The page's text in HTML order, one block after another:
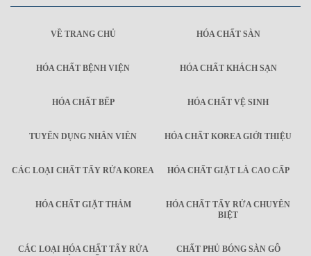
VỀ TRANG CHỦ HÓA CHẤT SÀN
HÓA CHẤT BỆNH VIỆN HÓA CHẤT KHÁCH SẠN
HÓA CHẤT BẾP HÓA CHẤT VỆ SINH
TUYỂN DỤNG NHÂN VIÊN HÓA CHẤT KOREA GIỚI THIỆU
CÁC LOẠI CHẤT TẨY RỬA KOREA HÓA CHẤT GIẶT LÀ CAO CẤP
HÓA CHẤT GIẶT THẢM
HÓA CHẤT TẨY RỬA CHUYÊN
BIỆT
CÁC LOẠI HÓA CHẤT TẨY RỬA
CHẤT PHỦ BÓNG SÀN GỖ